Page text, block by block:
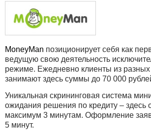
MoneyMan позиционирует себя как
ведущую свою деятельность
режиме. Ежедневно клиенты из разных
занимают здесь суммы до 70 000
Уникальная скрининговая система
ожидания решения по кредиту – здесь
максимум 3 минутам. Оформление
5 минут.